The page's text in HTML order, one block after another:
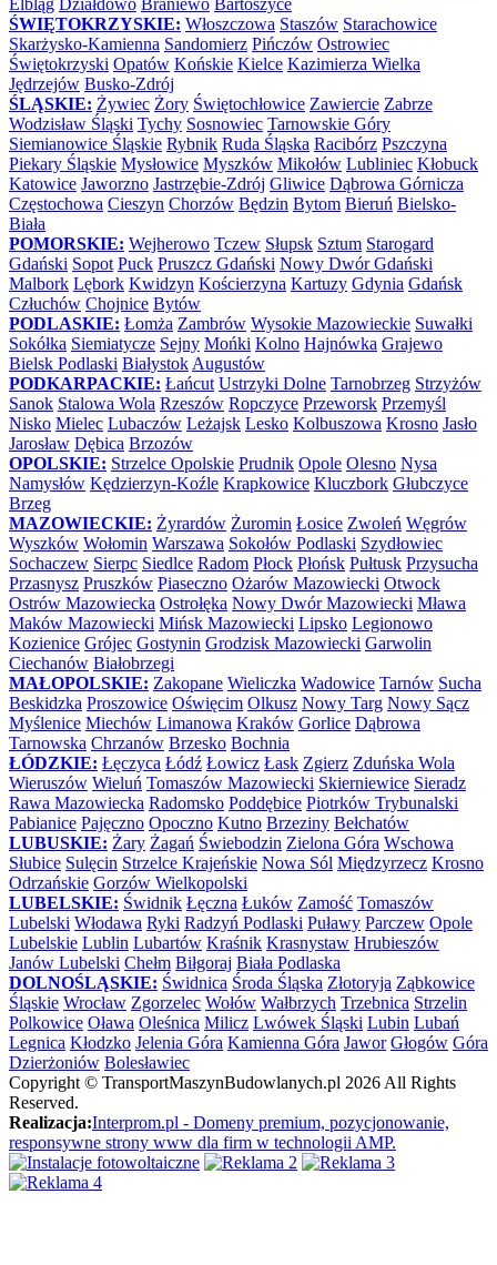
Elbląg Działdowo Braniewo Bartoszyce
ŚWIĘTOKRZYSKIE: Włoszczowa Staszów Starachowice
Skarżysko-Kamienna Sandomierz Pińczów Ostrowiec
Świętokrzyski Opatów Końskie Kielce Kazimierza Wielka
Jędrzejów Busko-Zdrój
ŚLĄSKIE: Żywiec Żory Świętochłowice Zawiercie Zabrze
Wodzisław Śląski Tychy Sosnowiec Tarnowskie Góry
Siemianowice Śląskie Rybnik Ruda Śląska Racibórz Pszczyna
Piekary Śląskie Mysłowice Myszków Mikołów Lubliniec Kłobuck
Katowice Jaworzno Jastrzębie-Zdrój Gliwice Dąbrowa Górnicza
Częstochowa Cieszyn Chorzów Będzin Bytom Bieruń Bielsko-
Biała
POMORSKIE: Wejherowo Tczew Słupsk Sztum Starogard
Gdański Sopot Puck Pruszcz Gdański Nowy Dwór Gdański
Malbork Lębork Kwidzyn Kościerzyna Kartuzy Gdynia Gdańsk
Człuchów Chojnice Bytów
PODLASKIE: Łomża Zambrów Wysokie Mazowieckie Suwałki
Sokółka Siemiatycze Sejny Mońki Kolno Hajnówka Grajewo
Bielsk Podlaski Białystok Augustów
PODKARPACKIE: Łańcut Ustrzyki Dolne Tarnobrzeg Strzyżów
Sanok Stalowa Wola Rzeszów Ropczyce Przeworsk Przemyśl
Nisko Mielec Lubaczów Leżajsk Lesko Kolbuszowa Krosno Jasło
Jarosław Dębica Brzozów
OPOLSKIE: Strzelce Opolskie Prudnik Opole Olesno Nysa
Namysłów Kędzierzyn-Koźle Krapkowice Kluczbork Głubczyce
Brzeg
MAZOWIECKIE: Żyrardów Żuromin Łosice Zwoleń Węgrów
Wyszków Wołomin Warszawa Sokołów Podlaski Szydłowiec
Sochaczew Sierpc Siedlce Radom Płock Płońsk Pułtusk Przysucha
Przasnysz Pruszków Piaseczno Ożarów Mazowiecki Otwock
Ostrów Mazowiecka Ostrołęka Nowy Dwór Mazowiecki Mława
Maków Mazowiecki Mińsk Mazowiecki Lipsko Legionowo
Kozienice Grójec Gostynin Grodzisk Mazowiecki Garwolin
Ciechanów Białobrzegi
MAŁOPOLSKIE: Zakopane Wieliczka Wadowice Tarnów Sucha
Beskidzka Proszowice Oświęcim Olkusz Nowy Targ Nowy Sącz
Myślenice Miechów Limanowa Kraków Gorlice Dąbrowa
Tarnowska Chrzanów Brzesko Bochnia
ŁÓDZKIE: Łęczyca Łódź Łowicz Łask Zgierz Zduńska Wola
Wieruszów Wieluń Tomaszów Mazowiecki Skierniewice Sieradz
Rawa Mazowiecka Radomsko Poddębice Piotrków Trybunalski
Pabianice Pajęczno Opoczno Kutno Brzeziny Bełchatów
LUBUSKIE: Żary Żagań Świebodzin Zielona Góra Wschowa
Słubice Sulęcin Strzelce Krajeńskie Nowa Sól Międzyrzecz Krosno
Odrzańskie Gorzów Wielkopolski
LUBELSKIE: Świdnik Łęczna Łuków Zamość Tomaszów
Lubelski Włodawa Ryki Radzyń Podlaski Puławy Parczew Opole
Lubelskie Lublin Lubartów Kraśnik Krasnystaw Hrubieszów
Janów Lubelski Chełm Biłgoraj Biała Podlaska
DOLNOŚLĄSKIE: Świdnica Środa Śląska Złotoryja Ząbkowice
Śląskie Wrocław Zgorzelec Wołów Wałbrzych Trzebnica Strzelin
Polkowice Oława Oleśnica Milicz Lwówek Śląski Lubin Lubań
Legnica Kłodzko Jelenia Góra Kamienna Góra Jawor Głogów Góra
Dzierżoniów Bolesławiec
Copyright © TransportMaszynBudowlanych.pl 2026 All Rights
Reserved.
Realizacja:Interprom.pl - Domeny premium, pozycjonowanie,
responsywne strony www dla firm w technologii AMP.